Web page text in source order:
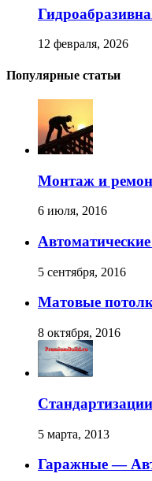
12 февраля, 2026
Популярные статьи
Монтаж и
6 июля, 2016
5 сентября, 2016
Матовые
8 октября, 2016
5 марта, 2013
Гаражные —